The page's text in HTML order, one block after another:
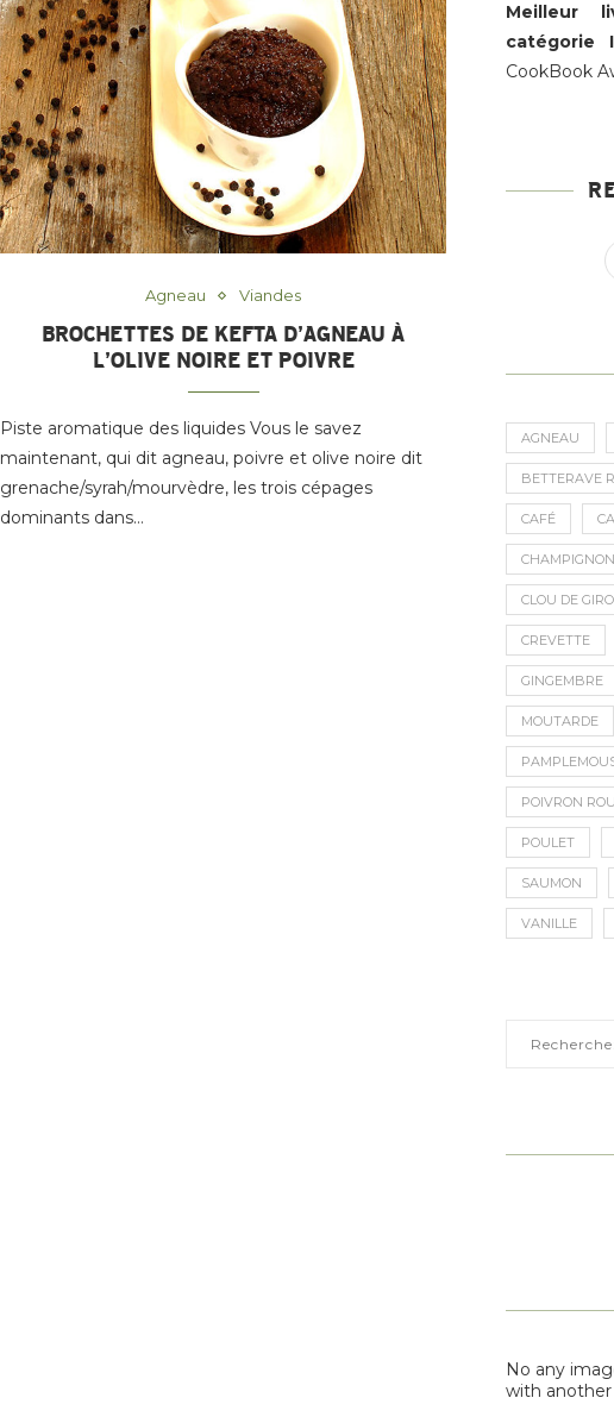
Agneau Viandes
BROCHETTES DE KEFTA D’AGNEAU À
L’OLIVE NOIRE ET POIVRE
Piste aromatique des liquides Vous le savez
maintenant, qui dit agneau, poivre et olive noire dit
grenache/syrah/mourvèdre, les trois cépages
dominants dans…
Meilleur
catégorie
CookBook
AGNEAU
BETTERAVE
CAFÉ
CHAMPIGNON
CLOU DE
CREVETTE
GINGEMBRE
MOUTARDE
POIVRON
POULET
SAUMON
VANILLE
No any
with